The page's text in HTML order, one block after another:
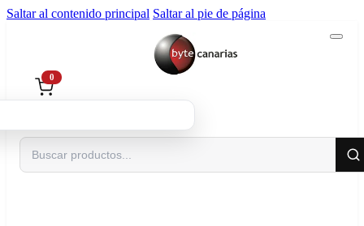
Saltar al contenido principal Saltar al pie de página
Buscar
0